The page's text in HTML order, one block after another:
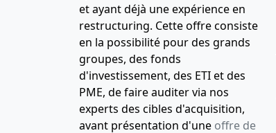
et ayant déjà une expérience en
restructuring. Cette offre consiste
en la possibilité pour des grands
groupes, des fonds
d'investissement, des ETI et des
PME, de faire auditer via nos
experts des cibles d'acquisition,
avant présentation d'une offre de